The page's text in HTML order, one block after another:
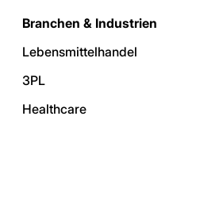
Branchen & Industrien
Lebensmittelhandel
3PL
Healthcare